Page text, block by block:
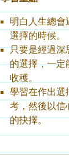
明白人生總會
選擇的時候。
只要是經過深
的選擇，一定
收穫。
學習在作出選
考，然後以信
的抉擇。